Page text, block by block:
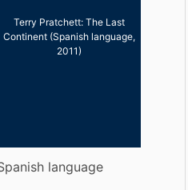
Terry Pratchett: The Last
Continent (Spanish language,
2011)
language